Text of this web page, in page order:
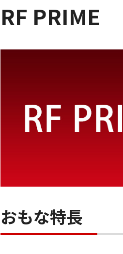
RF PRIME
おもな特長